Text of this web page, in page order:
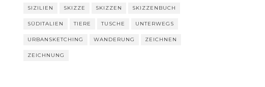
SIZILIEN SKIZZE SKIZZEN SKIZZENBUCH
SÜDITALIEN TIERE TUSCHE UNTERWEGS
URBANSKETCHING WANDERUNG ZEICHNEN
ZEICHNUNG